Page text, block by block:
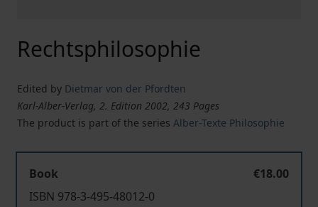
Rechtsphilosophie
Edited by Dietmar von der Pfordten
Karl-Alber-Verlag, 2. Edition 2002, 243 Pages
The product is part of the series Alber-Texte Philosophie
Book
€18.00
ISBN 978-3-495-48012-0